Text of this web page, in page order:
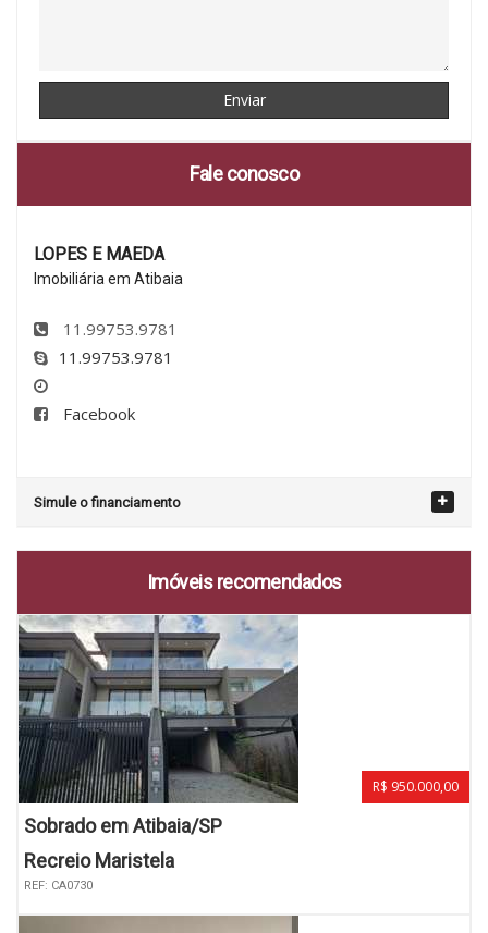
Fale conosco
LOPES E MAEDA
Imobiliária em Atibaia
11.99753.9781
11.99753.9781
Facebook
Simule o financiamento
Imóveis recomendados
R$ 950.000,00
Sobrado em Atibaia/SP
Recreio Maristela
REF: CA0730